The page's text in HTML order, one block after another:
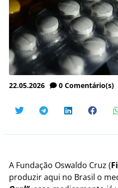
22.05.2026 0 Comentário(s)
A Fundação Oswaldo Cruz (
produzir aqui no Brasil o